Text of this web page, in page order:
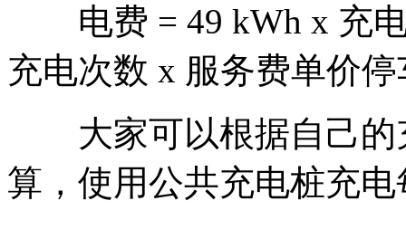
电费 = 49 kWh x 充电
充电次数 x 服务费单价
大家可以根据自己的
算，使用公共充电桩充